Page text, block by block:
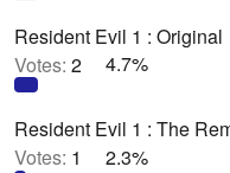
r
t
e
Resident Evil 1 : Original
Votes: 2 4.7%
Resident Evil 1 : The
Votes: 1 2.3%